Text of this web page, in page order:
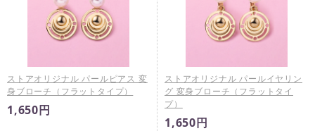
ストアオリジナル パールピアス 変
身ブローチ（フラットタイプ）
1,650円
ストアオリジナル パールイヤリン
グ 変身ブローチ（フラットタイ
プ）
1,650円